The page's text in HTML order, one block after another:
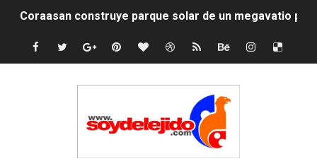
Irán apuesta por resistencia en disputa con Estados
Dominicana demanda Yankees por 10 millones de
Precio del dólar hoy viernes 7 de agosto de 2026
Un derrumbe en el centro de Cuba deja dos personas
Condenan a dos 'streamers' franceses por torturar